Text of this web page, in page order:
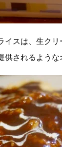
イスは、生ク
されるような